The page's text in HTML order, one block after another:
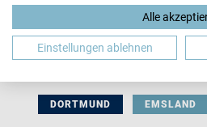
BERUFLICHE ORIENTIERUNG
DORTMUND EMSLAND
Alle
Einstellungen ablehnen